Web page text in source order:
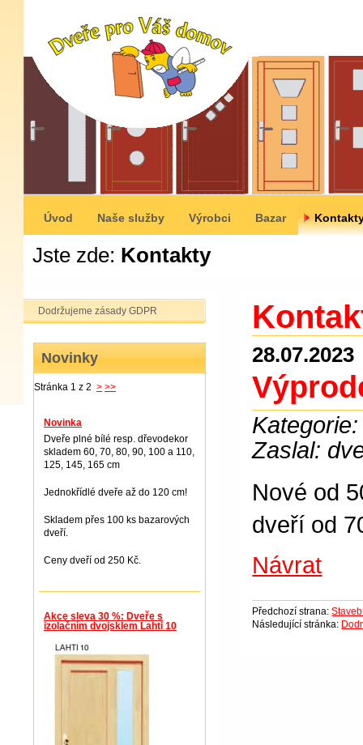
Úvod Naše služby Výrobci Bazar
Jste zde: Kontakty
Dodržujeme zásady GDPR
Novinky
Stránka 1 z 2 > >>
Novinka
Dveře plné bílé resp. dřevodekor
skladem 60, 70, 80, 90, 100 a 110,
125, 145, 165 cm
Jednokřídlé dveře až do 120 cm!
Skladem přes 100 ks bazarových
dveří.
Ceny dveří od 250 Kč.
Akce sleva 30 %: Dveře s
izolačním dvojsklem Lahti 10
28.07.2023
Zaslal:
Nové od
dveří od
Návrat
Předchozí strana:
Následující stránka: